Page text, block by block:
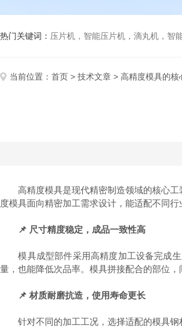
热门关键词： 压片机，智能压片机，滴丸机，智
当前位置： 首页 > 技术文章 > 高精度模具的核
高精度模具是现代精密制造领域的核心工
度模具面向精密加工需求设计，能适配不同
📌 尺寸精度稳定，成品一致性高
模具成型部件采用高精度加工设备完成生
量，也能降低次品率。模具拼接配合的部位
📌 材质耐磨抗造，使用寿命更长
针对不同的加工工况，选择适配的模具钢